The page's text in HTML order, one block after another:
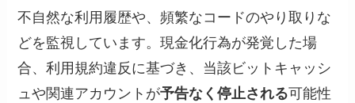
不自然な利用履歴や、頻繁なコードのやり取りな
どを監視しています。現金化行為が発覚した場
合、利用規約違反に基づき、当該ビットキャッシ
ュや関連アカウントが予告なく停止される可能性